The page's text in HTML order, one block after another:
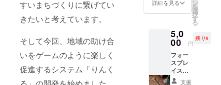
すいまちづくりに繋げてい
きたいと考えています。
そして今回、地域の助け合
いをゲームのように楽しく
促進するシステム「りんく
住いの
地域に
が導入
された
際にご
連絡頂
けれ
ば、付
与させ
れ。 千
ンガー
ソング
ター、
イラス
トレー
ター 中
一番最
ら関
わって
頂いて
いる方
の称号
です。
今の
リジナ
ルイラ
枚セッ
ト わか
る人に
はわか
る言霊
入りイ
ラス
詳細を見る ン
を
選
択
す
る
5,0
00 円
残り9
フォー
スプレ
イスさ
んで支援